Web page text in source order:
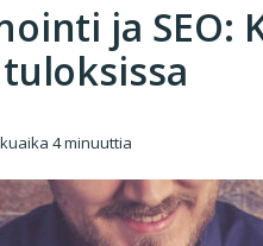
ja SEO:
4minuuttia